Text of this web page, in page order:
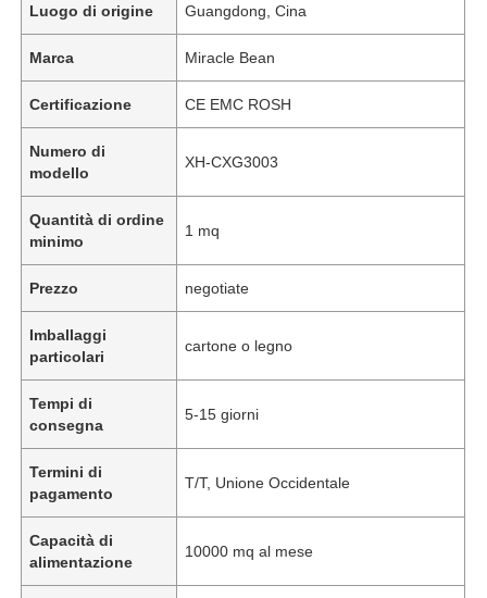
Luogo di origine Guangdong, Cina
Marca Miracle Bean
Certificazione CE EMC ROSH
Numero di
modello
XH-CXG3003
Quantità di ordine
minimo
1 mq
Prezzo negotiate
Imballaggi
particolari
cartone o legno
Tempi di
consegna
5-15 giorni
Termini di
pagamento
T/T, Unione Occidentale
Capacità di
alimentazione
10000 mq al mese